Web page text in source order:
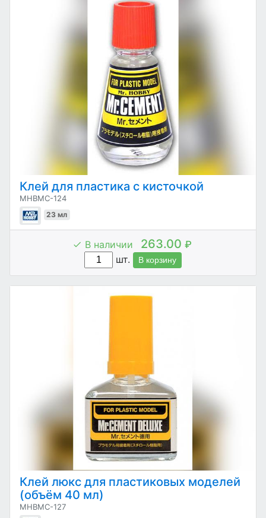
Клей для пластика с кисточкой
MHBMC-124
23 мл
В наличии 263.00 ₽
шт.
В корзину
Клей люкс для пластиковых моделей
(объём 40 мл)
MHBMC-127